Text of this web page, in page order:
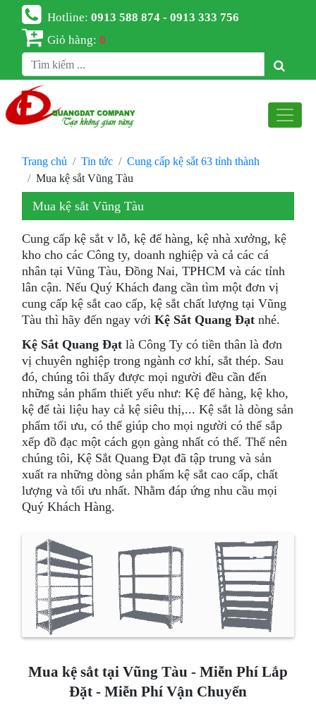
Hotline:0913 588 874 - 0913 333 756
Giỏ hàng:0
Trang chủ Tin tức
Cung cấp kệ sắt 63 tỉnh thành
Mua kệ sắt Vũng Tàu
Mua kệ sắt Vũng Tàu
Cung cấp kệ sắt v lỗ, kệ để hàng, kệ nhà xưởng, kệ
kho cho các Công ty, doanh nghiệp và cả các cá
nhân tại Vũng Tàu, Đồng Nai, TPHCM và các tỉnh
lân cận. Nếu Quý Khách đang cần tìm một đơn vị
cung cấp kệ sắt cao cấp, kệ sắt chất lượng tại Vũng
Tàu thì hãy đến ngay vớiKệ Sắt Quang Đạt nhé.
Kệ Sắt Quang Đạt là Công Ty có tiền thân là đơn
vị chuyên nghiệp trong ngành cơ khí, sắt thép. Sau
đó, chúng tôi thấy được mọi người đều cần đến
những sản phẩm thiết yếu như: Kệ để hàng, kệ kho,
kệ để tài liệu hay cả kệ siêu thị,... Kệ sắt là dòng sản
phẩm tối ưu, có thể giúp cho mọi người có thể sắp
xếp đồ đạc một cách gọn gàng nhất có thể. Thế nên
chúng tôi, Kệ Sắt Quang Đạt đã tập trung và sản
xuất ra những dòng sản phẩm kệ sắt cao cấp, chất
lượng và tối ưu nhất. Nhằm đáp ứng nhu cầu mọi
Quý Khách Hàng.
Mua kệ sắt tại Vũng Tàu - Miễn Phí Lắp
Đặt - Miễn Phí Vận Chuyển